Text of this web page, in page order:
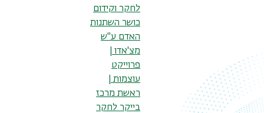
לחקר וקידום
כושר השתנות
האדם ע"ש
מצ'אדו |
פרוייקט
עוצמות |
ראשת מרכז
בייקר לחקר